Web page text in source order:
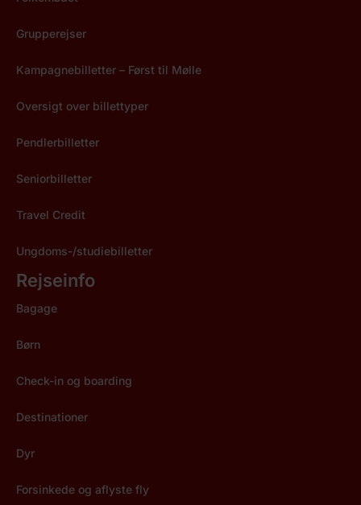
Grupperejser
Kampagnebilletter – Først til Mølle
Oversigt over billettyper
Pendlerbilletter
Seniorbilletter
Travel Credit
Ungdoms-/studiebilletter
Rejseinfo
Bagage
Børn
Check-in og boarding
Destinationer
Dyr
Forsinkede og aflyste fly